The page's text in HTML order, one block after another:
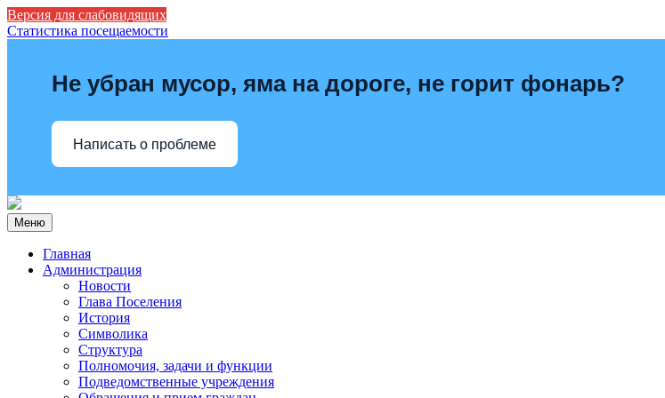
Версия для слабовидящих
Статистика посещаемости
Не убран мусор, яма на дороге, не горит фонарь?
Написать о проблеме
Меню
Главная
Администрация
Новости
Глава Поселения
История
Символика
Структура
Полномочия, задачи и функции
Подведомственные учреждения